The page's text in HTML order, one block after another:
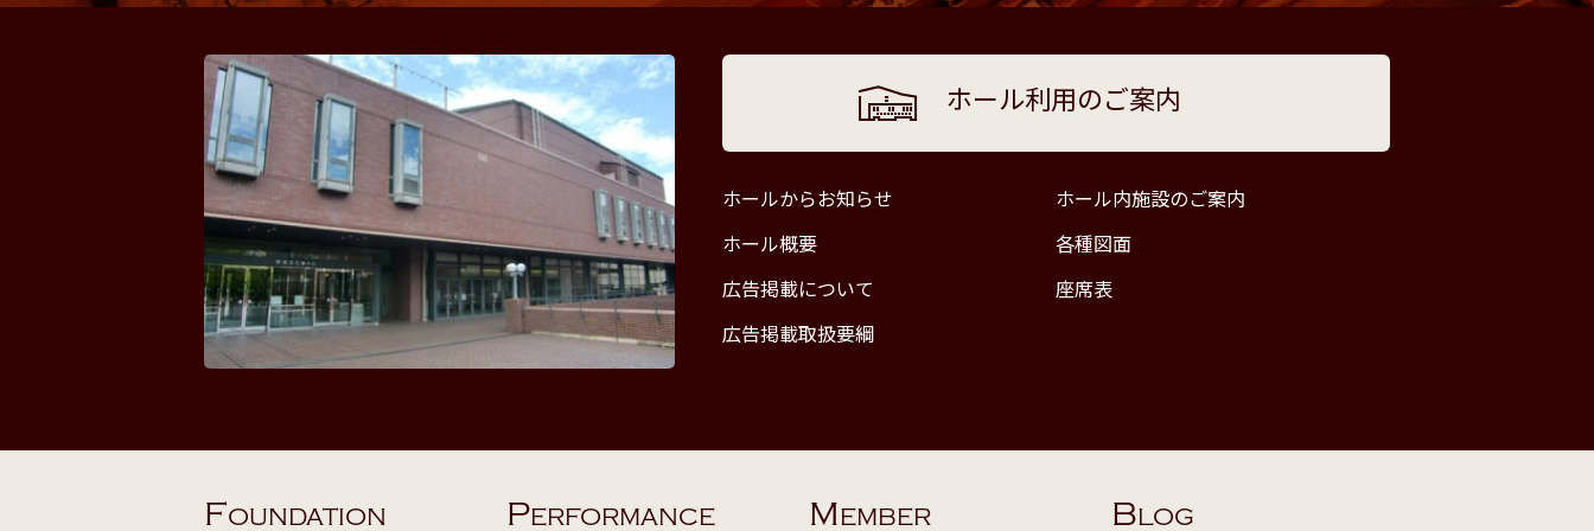
ホール利用のご案内
ホールからお知らせ
ホール内施設のご案内
ホール概要
各種図面
広告掲載について
座席表
広告掲載取扱要綱
FOUNDATION PERFORMANCE MEMBER BLOG